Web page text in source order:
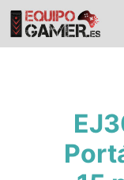
Saltar
contenido